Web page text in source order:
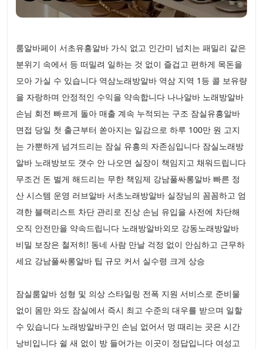
룸알바페이 서초유흥알바 가식 없고 인간미 넘치는 패밀리 같은
분위기 속에서 등 떠밀려 일하는 것 없이 즐겁고 편하게 목돈을
모아 가실 수 있습니다 역삼노래방알바 역삼 지역 1등 콜 보유량
을 자랑하며 안정적인 수익을 약속합니다 나나알바 노래방알바
손님 회전 빠르게 돌아 매출 계속 누적되는 구조 잠실유흥알바
면접 당일 첫 출근부터 쏟아지는 일감으로 하루 100만 원 고지
는 가뿐하게 넘겨드리는 잠실 유흥의 자존심입니다 잠실노래방
알바 노래방보도 갯수 안 나오면 실장이 책임지고 채워드립니다
무조건 돈 벌게 해드리는 무한 책임제 강남풀싸롱알바 빠른 정
산 시스템 운영 러브알바 서초노래방알바 실장님의 꼼꼼하고 엄
격한 블랙리스트 차단 관리로 진상 손님 유입을 사전에 차단해
오직 안전만을 약속드립니다 노래방알바외모 강동노래방알바
비밀 보장은 철저히! 동네 사람 만날 걱정 없이 안심하고 근무하
세요 강남풀싸롱알바 팁 규모 커서 실수령 크게 상승
잠실룸알바 성형 및 의상 스타일링 전폭 지원 서비스로 준비물
없이 몸만 와도 잠실에서 즉시 최고 수준의 대우를 받으며 일할
수 있습니다 노래방알바구인 손님 없어서 멍 때리는 곳은 시간
낭비입니다 쉴 새 없이 방 들어가는 이곳이 정답입니다 여성고